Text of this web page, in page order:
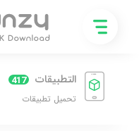
التطبيقات 417
تحميل تطبيقات